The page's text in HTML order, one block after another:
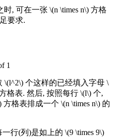
, 可在一张 \(n \times n\) 方格
要求.
1
\(l^2\) 个这样的已经填入字母 \
格表. 然后, 按照每行 \(l\) 个,
格表排成一个 \(n \times n\) 的
行(列)是如上的 \(9 \times 9\)